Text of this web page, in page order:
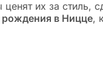
ценят их за стиль,
рождения в Ницце,